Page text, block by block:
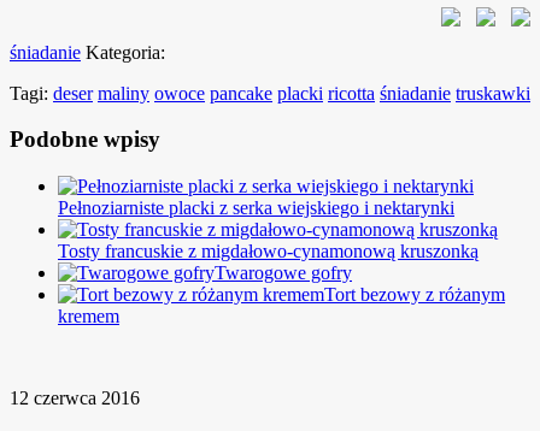
śniadanie Kategoria:
Tagi: deser maliny owoce pancake placki ricotta śniadanie truskawki
Podobne wpisy
Pełnoziarniste placki z serka wiejskiego i nektarynki
Tosty francuskie z migdałowo-cynamonową kruszonką
Twarogowe gofry
Tort bezowy z różanym
kremem
12 czerwca 2016